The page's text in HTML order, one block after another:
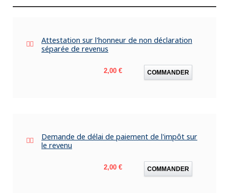
Attestation sur l'honneur de non déclaration
séparée de revenus
Prix
2,00 € COMMANDER
Demande de délai de paiement de l'impôt sur
le revenu
Prix
2,00 € COMMANDER